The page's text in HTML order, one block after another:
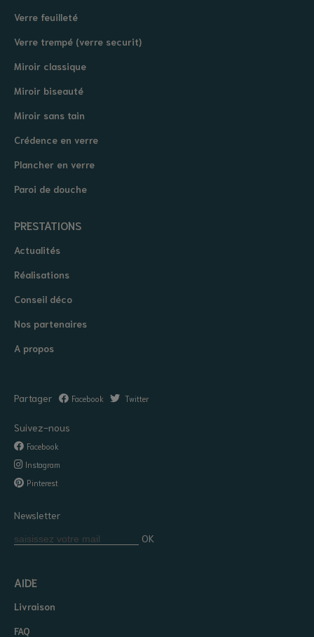
Verre feuilleté
Verre trempé (verre securit)
Miroir classique
Miroir biseauté
Miroir sans tain
Crédence en verre
Plancher en verre
Paroi de douche
PRESTATIONS
Actualités
Réalisations
Conseil déco
Nos partenaires
A propos
Partager Facebook Twitter
Suivez-nous
Facebook
Instagram
Pinterest
Newsletter
OK
AIDE
Livraison
FAQ